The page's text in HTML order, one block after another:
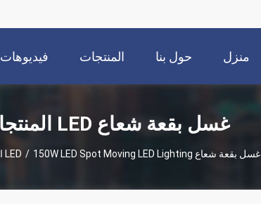
منزل حول بنا المنتجات فيديوهات
غسل بقعة شعاع LED المنتجات
غسل بقعة شعاع LED / 150W LED Spot Moving LED Lighting الإضاءة المرحلية LED